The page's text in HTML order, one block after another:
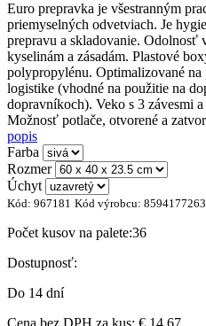
Euro prepravka je všestranným
priemyselných odvetviach. Je
prepravu a skladovanie. Odolnosť
kyselinám a zásadám. Plastové
polypropylénu. Optimalizované na
logistike (vhodné na použitie na
dopravníkoch). Veko s 3 závesmi
Možnosť potlače, otvorené a
popis
Farba
Rozmer
Úchyt
Kód: 967181 Kód výrobcu:
Počet kusov na palete:36
Dostupnosť:
Do 14 dní
Cena bez DPH za kus: € 14.67